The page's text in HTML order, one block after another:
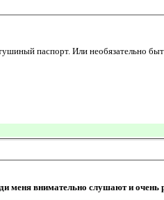
паспорт. Или необязательно
меня внимательно слушают и очень